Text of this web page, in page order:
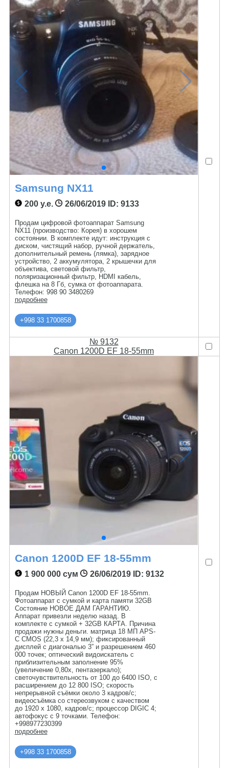
Samsung NX11
200 у.е. 26/06/2019ID: 9133
Продам цифровой фотоаппарат Samsung
NX11 (производство: Корея) в хорошем
состоянии. В комплекте идут: инструкция с
диском, чистящий набор, ручной держатель,
дополнительный ремень (лямка), зарядное
устройство, 2 аккумулятора, 2 крышечки для
объектива, световой фильтр,
поляризационный фильтр, HDMI кабель,
флешка на 8 Гб, сумка от фотоаппарата.
Телефон: 998 90 3480269
подробнее
+998 33 1700858
№ 9132
Canon 1200D EF 18-55mm
Canon 1200D EF 18-55mm
1 900 000 сум 26/06/2019ID: 9132
Продам НОВЫЙ Canon 1200D EF 18-55mm.
Фотоаппарат с сумкой и карта памяти 32GB
Состояние НОВОЕ ДАМ ГАРАНТИЮ.
Аппарат привезли неделю назад. В
комплекте с cумкой + 32GB КАРТА. Причина
продажи нужны деньги. матрица 18 МП APS-
C CMOS (22,3 x 14,9 мм); фиксированный
дисплей с диагональю 3” и разрешением 460
000 точек; оптический видоискатель с
приблизительным заполнение 95%
(увеличение 0,80x, пентазеркало);
светочувствительность от 100 до 6400 ISO, с
расширением до 12 800 ISO; скорость
непрерывной съёмки около 3 кадров/с;
видеосъёмка со стереозвуком с качеством
до 1920 x 1080, кадров/с; процессор DIGIC 4;
автофокус c 9 точками. Телефон:
+998977230399
подробнее
+998 33 1700858